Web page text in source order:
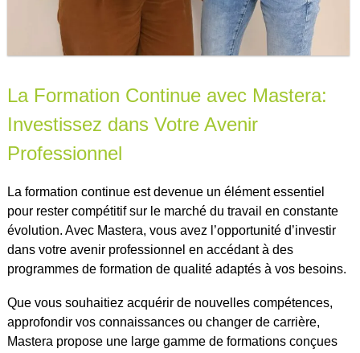
La Formation Continue avec Mastera:
Investissez dans Votre Avenir
Professionnel
La formation continue est devenue un élément essentiel
pour rester compétitif sur le marché du travail en constante
évolution. Avec Mastera, vous avez l’opportunité d’investir
dans votre avenir professionnel en accédant à des
programmes de formation de qualité adaptés à vos besoins.
Que vous souhaitiez acquérir de nouvelles compétences,
approfondir vos connaissances ou changer de carrière,
Mastera propose une large gamme de formations conçues